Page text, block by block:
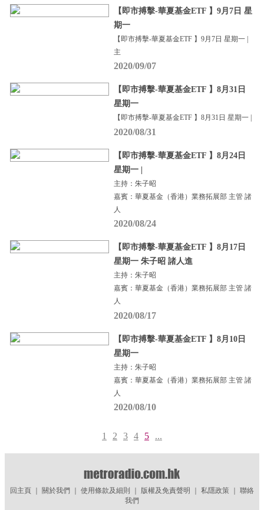
【即市搏擊-華夏基金ETF 】9月7日 星
期一
【即市搏擊-華夏基金ETF 】9月7日 星期一 |
主
2020/09/07
【即市搏擊-華夏基金ETF 】8月31日
星期一
【即市搏擊-華夏基金ETF 】8月31日 星期一 |
2020/08/31
【即市搏擊-華夏基金ETF 】8月24日
星期一 |
主持：朱子昭
嘉賓：華夏基金（香港）業務拓展部 主管 諸
人
2020/08/24
【即市搏擊-華夏基金ETF 】8月17日
星期一 朱子昭 諸人進
主持：朱子昭
嘉賓：華夏基金（香港）業務拓展部 主管 諸
人
2020/08/17
【即市搏擊-華夏基金ETF 】8月10日
星期一
主持：朱子昭
嘉賓：華夏基金（香港）業務拓展部 主管 諸
人
2020/08/10
1 2 3 4 5 ...
回主頁｜ 關於我們 使用條款及細則 版權及免責聲明 私隱政策｜ 聯絡
我們